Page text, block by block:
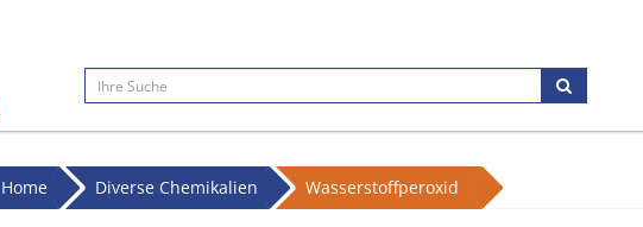
Home Diverse Chemikalien Wasserstoffperoxid